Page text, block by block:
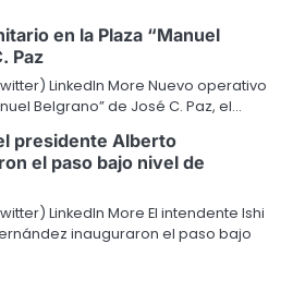
en la Plaza “Manuel
Paz
LinkedIn More Nuevo operativo
Belgrano” de José C. Paz, el…
presidente Alberto
el paso bajo nivel de
LinkedIn More El intendente Ishi
inauguraron el paso bajo